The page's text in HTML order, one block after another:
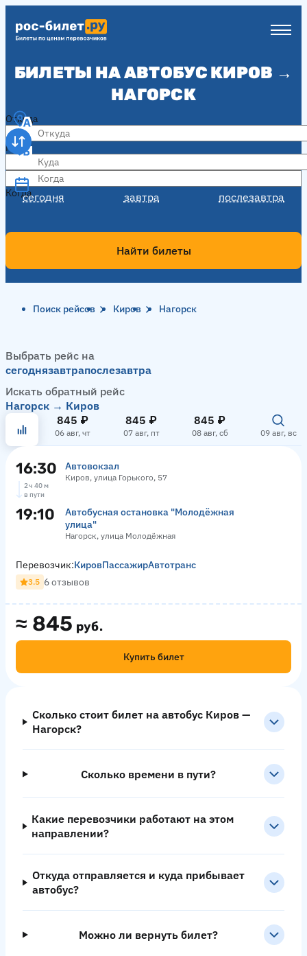
БИЛЕТЫ НА АВТОБУС КИРОВ →
НАГОРСК
Откуда
Куда
Когда
сегодня завтра послезавтра
Когда
Найти билеты
Поиск рейсов Киров Нагорск
Выбрать рейс на
сегоднязавтрапослезавтра
Искать обратный рейс
Нагорск → Киров
845 ₽
06 авг, чт
845 ₽
07 авг, пт
845 ₽
08 авг, сб 09 авг, вс
16:30 Автовокзал
Киров, улица Горького, 57
2 ч 40 м
в пути
19:10
Автобусная остановка "Молодёжная
улица"
Нагорск, улица Молодёжная
≈ 845 руб.
Купить билет
Перевозчик:КировПассажирАвтотранс
3.5 6 отзывов
Сколько стоит билет на автобус Киров —
Нагорск?
Сколько времени в пути?
Какие перевозчики работают на этом
направлении?
Откуда отправляется и куда прибывает
автобус?
Можно ли вернуть билет?